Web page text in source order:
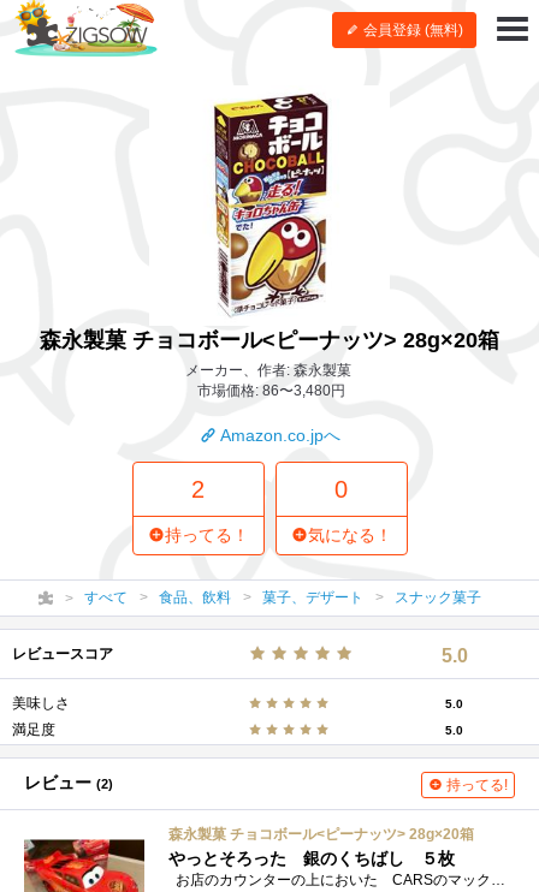
会員登録 (無料)
森永製菓 チョコボール<ピーナッツ> 28g×20箱
メーカー、作者: 森永製菓
市場価格: 86〜3,480円
Amazon.co.jpへ
2
持ってる！
0
気になる！
すべて 食品、飲料 菓子、デザート スナック菓子
レビュースコア 5.0
美味しさ 5.0
満足度 5.0
レビュー (2) 持ってる!
森永製菓 チョコボール<ピーナッツ> 28g×20箱
やっとそろった 銀のくちばし ５枚
お店のカウンターの上においた CARSのマックイーン サンルーフから投入しているのは森永のチョコボール くちばしから金エンゼル...